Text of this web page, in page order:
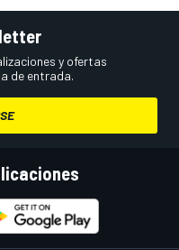
y ofertas
de entrada.